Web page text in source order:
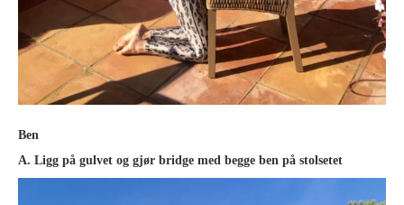
Ben
A. Ligg på gulvet og gjør bridge med begge ben på stolsetet